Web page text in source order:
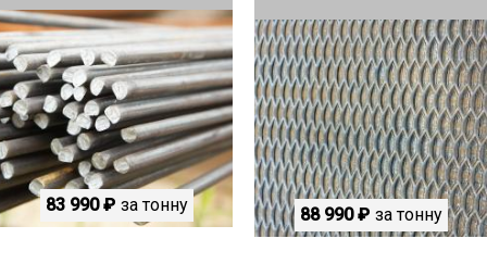
83 990 ₽ за тонну 88 990 ₽ за тонну